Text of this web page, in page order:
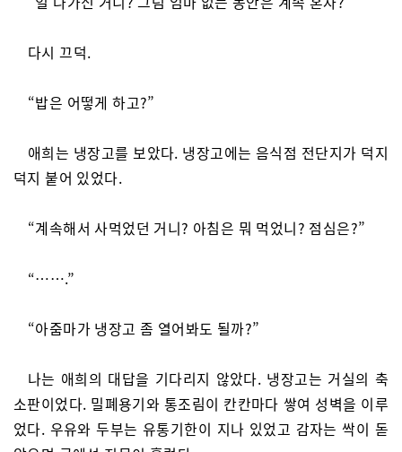
다시 끄덕.
“밥은 어떻게 하고?”
애희는 냉장고를 보았다. 냉장고에는 음식점 전단지가 덕지
덕지 붙어 있었다.
“계속해서 사먹었던 거니? 아침은 뭐 먹었니? 점심은?”
“…….”
“아줌마가 냉장고 좀 열어봐도 될까?”
나는 애희의 대답을 기다리지 않았다. 냉장고는 거실의 축
소판이었다. 밀폐용기와 통조림이 칸칸마다 쌓여 성벽을 이루
었다. 우유와 두부는 유통기한이 지나 있었고 감자는 싹이 돋